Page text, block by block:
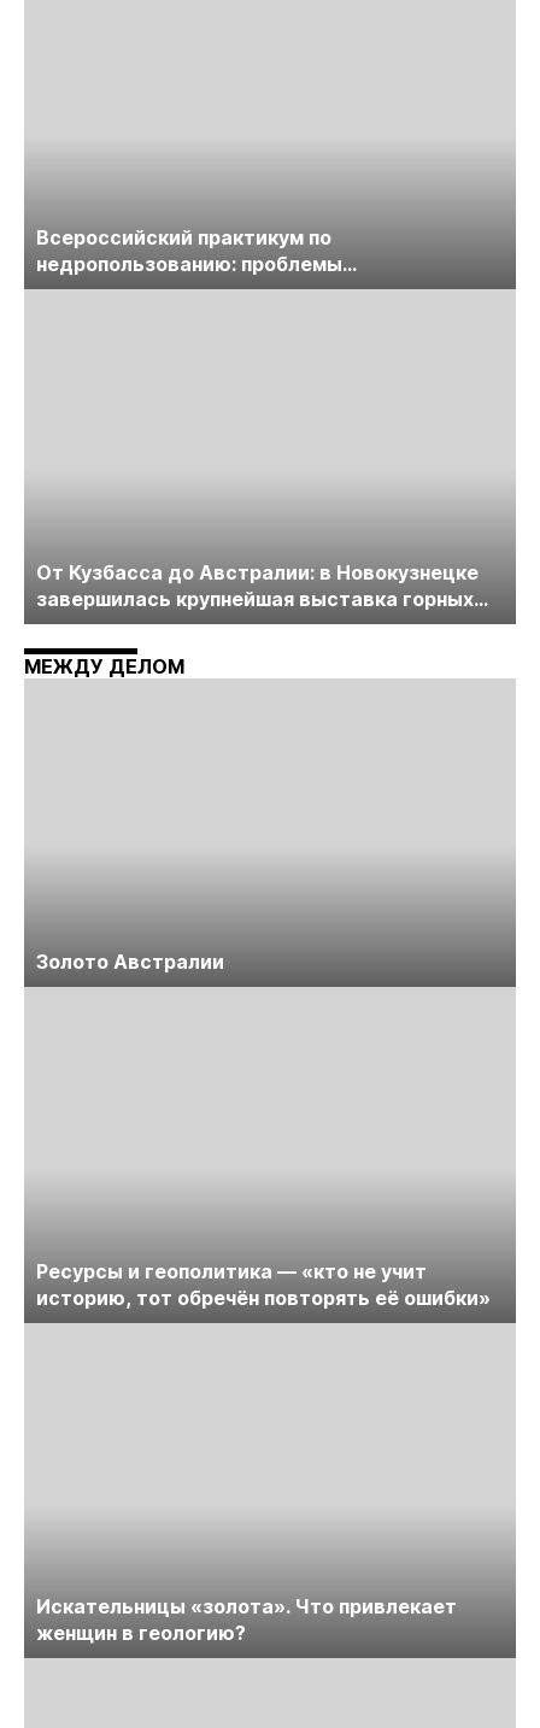
Всероссийский практикум по
недропользованию: проблемы
лицензирования, цифровизации, экспертизы
От Кузбасса до Австралии: в Новокузнецке
завершилась крупнейшая выставка горных
технологий «Недра России. Уголь России и
Майнинг»
МЕЖДУ ДЕЛОМ
Золото Австралии
Ресурсы и геополитика — «кто не учит
историю, тот обречён повторять её ошибки»
Искательницы «золота». Что привлекает
женщин в геологию?
Яндекс.Метрика. Продолжая использовать
сайт, вы даетесогласие
данных технологий.